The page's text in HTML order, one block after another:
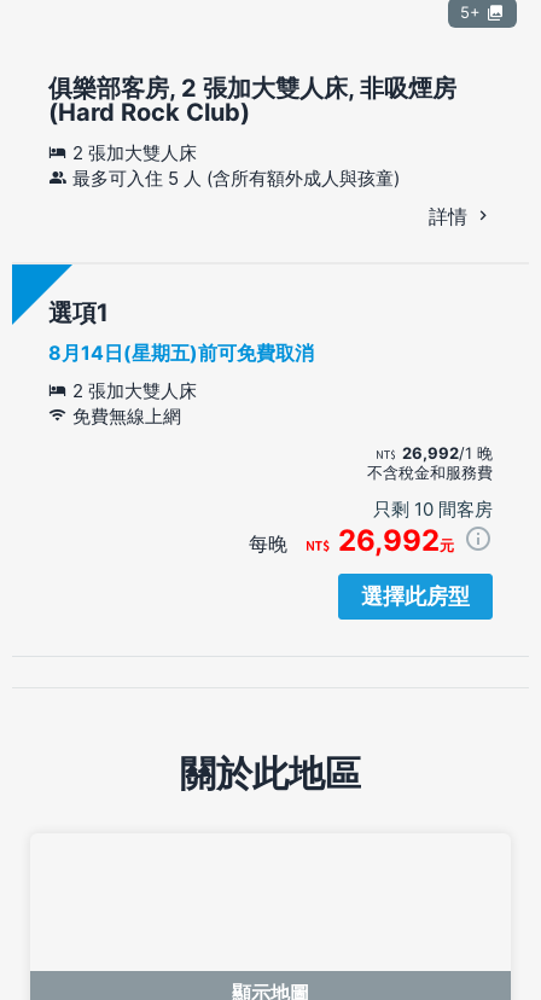
5+
俱樂部客房, 2 張加大雙人床, 非吸煙房
(Hard Rock Club)
2 張加大雙人床
最多可入住 5 人 (含所有額外成人與孩童)
詳情
選項
8月14日(星期五)前可免費取消
2 張加大雙人床
免費無線上網
26,992/1 晚
不含稅金和服務費
只剩 10 間客房
每晚 26,992元
選擇此房型
關於此地區
顯示地圖